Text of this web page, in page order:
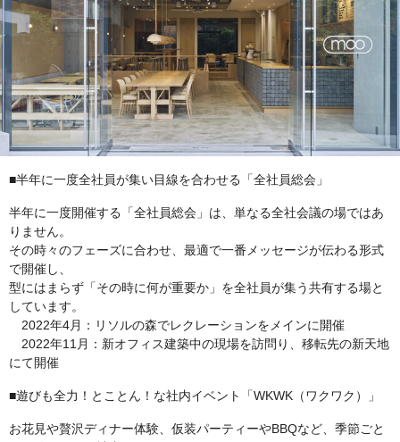
■半年に一度全社員が集い目線を合わせる「全社員総会」
半年に一度開催する「全社員総会」は、単なる全社会議の場ではあ
りません。
その時々のフェーズに合わせ、最適で一番メッセージが伝わる形式
で開催し、
型にはまらず「その時に何が重要か」を全社員が集う共有する場と
しています。
2022年4月：リソルの森でレクレーションをメインに開催
2022年11月：新オフィス建築中の現場を訪問り、移転先の新天地
にて開催
■遊びも全力！とことん！な社内イベント「WKWK（ワクワク）」
お花見や贅沢ディナー体験、仮装パーティーやBBQなど、季節ごと